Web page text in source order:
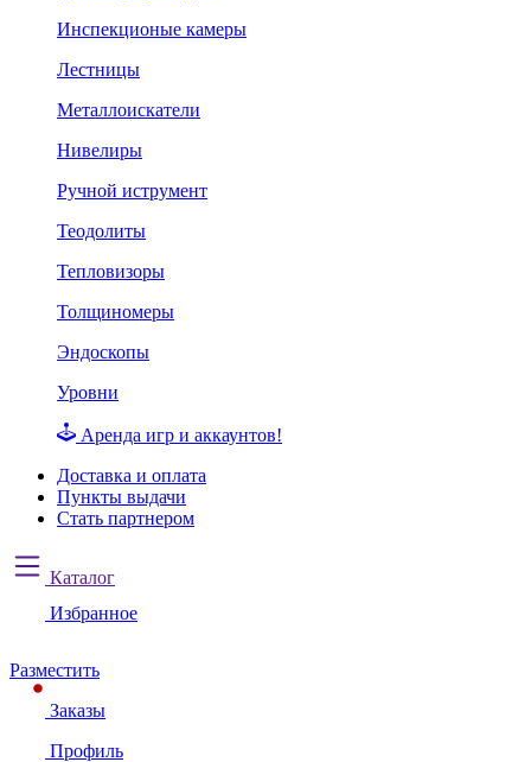
Инспекционые камеры
Лестницы
Металлоискатели
Нивелиры
Ручной иструмент
Теодолиты
Тепловизоры
Толщиномеры
Эндоскопы
Уровни
Аренда игр и аккаунтов!
Доставка и оплата
Пункты выдачи
Стать партнером
Каталог
Избранное
Разместить
Заказы
Профиль